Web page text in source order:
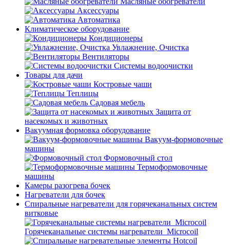
Аксессуары
Автоматика
Климатическое оборудование
Кондиционеры
Увлажнение, Очистка
Вентиляторы
Системы водоочистки
Товары для дачи
Костровые чаши
Теплицы
Садовая мебель
Защита от
насекомых и животных
Вакуумная формовка оборудование
Вакуум-формовочные
машины
Формовочный стол
Термоформовочные
машины
Камеры разогрева бочек
Нагреватели для бочек
Спиральные нагреватели для горячеканальных систем
витковые
Горячеканальные системы нагреватели_Microcoil